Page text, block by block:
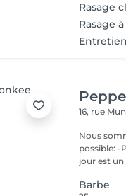
Rasage
Rasage
16, rue
Nous sommes
possible: -
jour est un
Barbe